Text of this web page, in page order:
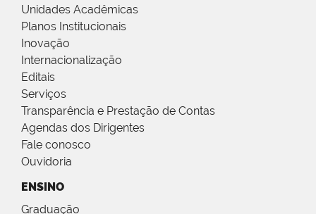
Unidades Acadêmicas
Planos Institucionais
Inovação
Internacionalização
Editais
Serviços
Transparência e Prestação de Contas
Agendas dos Dirigentes
Fale conosco
Ouvidoria
ENSINO
Graduação